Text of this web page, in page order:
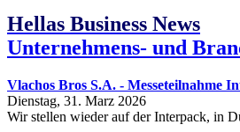
Hellas Business News
Unternehmens- und
Vlachos Bros S.A. - Messeteilnahme
Dienstag, 31. Marz 2026
Wir stellen wieder auf der Interpack, in